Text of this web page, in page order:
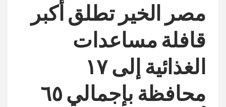
مصر الخير تطلق أكبر
قافلة مساعدات
الغذائية إلى ١٧
محافظة بإجمالي ٦٥